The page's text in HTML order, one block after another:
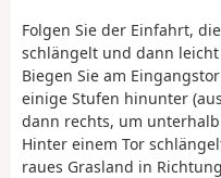
Folgen Sie der Einfahrt,
schlängelt und dann
Biegen Sie am
einige Stufen hinunter
dann rechts, um
Hinter einem Tor
raues Grasland in